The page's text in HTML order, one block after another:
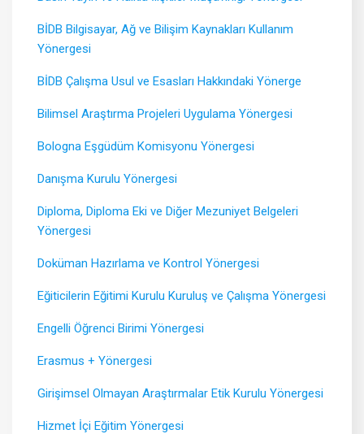
BİDB Bilgisayar, Ağ ve Bilişim Kaynakları Kullanım
Yönergesi
BİDB Çalışma Usul ve Esasları Hakkındaki Yönerge
Bilimsel Araştırma Projeleri Uygulama Yönergesi
Bologna Eşgüdüm Komisyonu Yönergesi
Danışma Kurulu Yönergesi
Diploma, Diploma Eki ve Diğer Mezuniyet Belgeleri
Yönergesi
Doküman Hazırlama ve Kontrol Yönergesi
Eğiticilerin Eğitimi Kurulu Kuruluş ve Çalışma Yönergesi
Engelli Öğrenci Birimi Yönergesi
Erasmus + Yönergesi
Girişimsel Olmayan Araştırmalar Etik Kurulu Yönergesi
Hizmet İçi Eğitim Yönergesi